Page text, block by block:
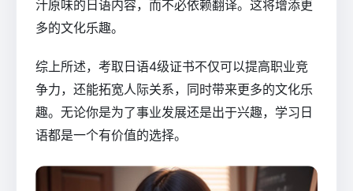
汁原味的日语内容，而不必依赖翻译。这将增添更
多的文化乐趣。
综上所述，考取日语4级证书不仅可以提高职业竞
争力，还能拓宽人际关系，同时带来更多的文化乐
趣。无论你是为了事业发展还是出于兴趣，学习日
语都是一个有价值的选择。